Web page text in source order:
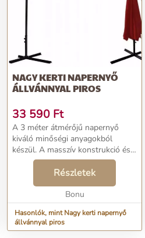
NAGY KERTI NAPERNYŐ
ÁLLVÁNNYAL PIROS
33 590 Ft
A 3 méter átmérőjű napernyő
kiváló minőségi anyagokból
készül. A masszív konstrukció és a
minőségi anyagok garantálják a
termék hosszú élettartamát és
ugyanakkor a biztonságot a
használat során. A nap...
Részletek
Bonu
Hasonlók, mint Nagy kerti napernyő
állvánnyal piros